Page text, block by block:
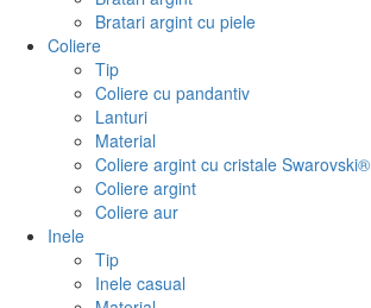
Bratari argint cu piele
Coliere
Tip
Coliere cu pandantiv
Lanturi
Material
Coliere argint cu cristale Swarovski®
Coliere argint
Coliere aur
Inele
Tip
Inele casual